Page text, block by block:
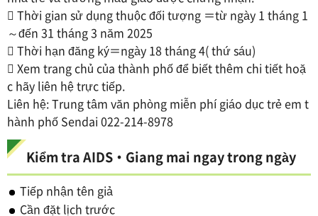
 Thời gian sử dụng thuộc đối tượng ＝từ ngày 1 tháng 1
～đến 31 tháng 3 năm 2025
 Thời hạn đăng ký＝ngày 18 tháng 4( thứ sáu)
 Xem trang chủ của thành phố để biết thêm chi tiết hoặ
c hãy liên hệ trực tiếp.
Liên hệ: Trung tâm văn phòng miễn phí giáo dục trẻ em t
hành phố Sendai 022-214-8978
Kiểm tra AIDS・Giang mai ngay trong ngày
Tiếp nhận tên giả
Cần đặt lịch trước